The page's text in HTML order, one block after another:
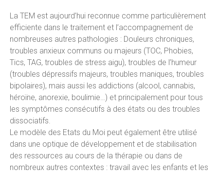
La TEM est aujourd’hui reconnue comme particulièrement
efficiente dans le traitement et l’accompagnement de
nombreuses autres pathologies : Douleurs chroniques,
troubles anxieux communs ou majeurs (TOC, Phobies,
Tics, TAG, troubles de stress aigu), troubles de l’humeur
(troubles dépressifs majeurs, troubles maniques, troubles
bipolaires), mais aussi les addictions (alcool, cannabis,
héroïne, anorexie, boulimie…) et principalement pour tous
les symptômes consécutifs à des états ou des troubles
dissociatifs.
Le modèle des Etats du Moi peut également être utilisé
dans une optique de développement et de stabilisation
des ressources au cours de la thérapie ou dans de
nombreux autres contextes : travail avec les enfants et les